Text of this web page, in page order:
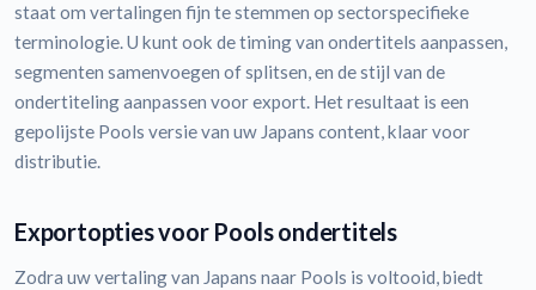
staat om vertalingen fijn te stemmen op sectorspecifieke
terminologie. U kunt ook de timing van ondertitels aanpassen,
segmenten samenvoegen of splitsen, en de stijl van de
ondertiteling aanpassen voor export. Het resultaat is een
gepolijste Pools versie van uw Japans content, klaar voor
distributie.
Exportopties voor Pools ondertitels
Zodra uw vertaling van Japans naar Pools is voltooid, biedt